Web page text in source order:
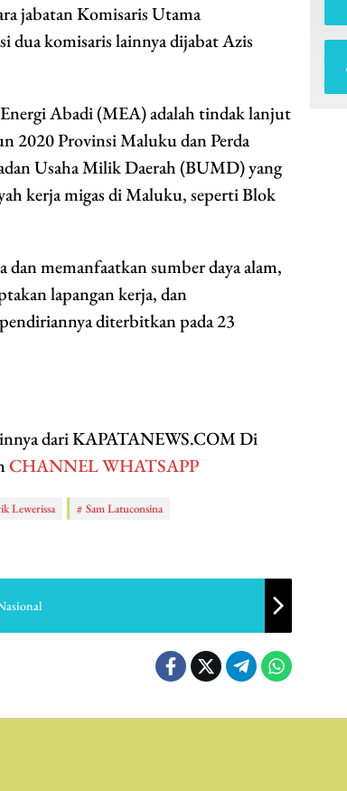
jabatan Komisaris Utama
dua komisaris lainnya dijabat Azis
Abadi (MEA) adalah tindak lanjut
2020 Provinsi Maluku dan Perda
Usaha Milik Daerah (BUMD) yang
kerja migas di Maluku, seperti Blok
memanfaatkan sumber daya alam,
lapangan kerja, dan
diterbitkan pada 23
dari KAPATANEWS.COM Di
CHANNEL WHATSAPP
Lewerissa Sam Latuconsina